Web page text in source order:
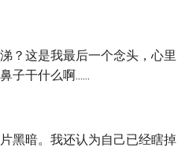
？这是我最后一个念头，心里
子干什么啊......
黑暗。我还认为自己已经瞎掉